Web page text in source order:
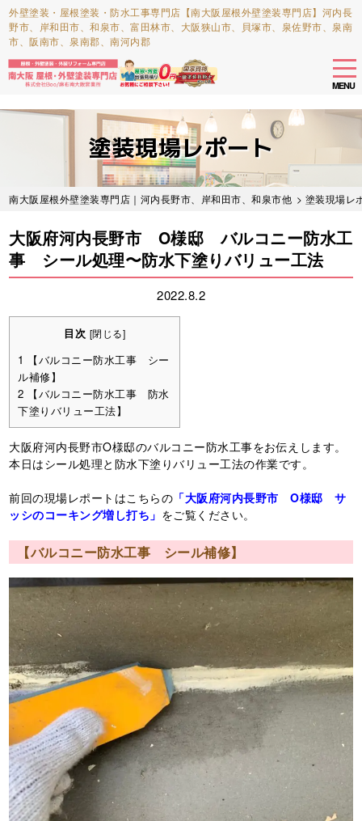
Skip
MENU
外壁塗装・屋根塗装・防水工事専門店【南大阪屋根外壁塗装専門店】河内長
野市、岸和田市、和泉市、富田林市、大阪狭山市、貝塚市、泉佐野市、泉南
市、阪南市、泉南郡、南河内郡
塗装現場レポート
南大阪屋根外壁塗装専門店｜河内長野市、岸和田市、和泉市他 > 塗装現場レ
大阪府河内長野市 O様邸 バルコニー防水工
事 シール処理〜防水下塗りバリュー工法
2022.8.2
目次 [閉じる]
1
【バルコニー防水工事 シー
ル補修】
2 【バルコニー防水工事 防水
下塗りバリュー工法】
大阪府河内長野市O様邸のバルコニー防水工事をお伝えします。
本日はシール処理と防水下塗りバリュー工法の作業です。
前回の現場レポートはこちらの 「大阪府河内長野市 O様邸 サ
ッシのコーキング増し打ち」 をご覧ください。
【バルコニー防水工事 シール補修】